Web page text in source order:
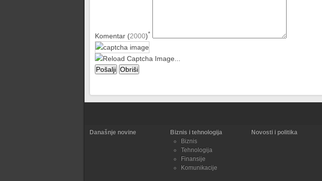
Komentar (2000)*
Današnje novine
Biznis i tehnologija
Biznis
Tehnologija
Finansije
Komunikacije
Novosti i politika